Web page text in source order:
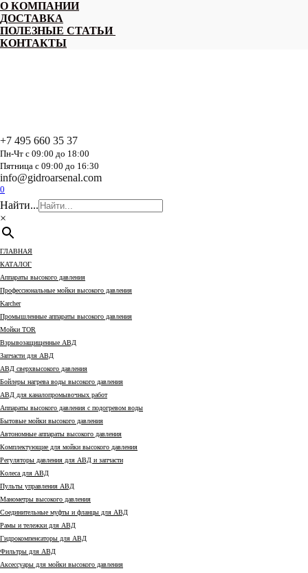
Перейти
к
содержанию
О КОМПАНИИ
ДОСТАВКА
ПОЛЕЗНЫЕ СТАТЬИ
КОНТАКТЫ
+7 495 660 35 37
Пн-Чт с 09:00 до 18:00
Пятница с 09:00 до 16:30
info@gidroarsenal.com
0
Найти...
×
ГЛАВНАЯ
КАТАЛОГ
Аппараты высокого давления
Профессиональные мойки высокого давления
Karcher
Промышленные аппараты высокого давления
Мойки TOR
Взрывозащищенные АВД
Запчасти для АВД
АВД сверхвысокого давления
Бойлеры нагрева воды высокого давления
АВД для каналопромывочных работ
Аппараты высокого давления с подогревом воды
Бытовые мойки высокого давления
Автономные аппараты высокого давления
Комплектующие для мойки высокого давления
Регуляторы давления для АВД и запчасти
Колеса для АВД
Пульты управления АВД
Манометры высокого давления
Соединительные муфты и фланцы для АВД
Рамы и тележки для АВД
Гидрокомпенсаторы для АВД
Фильтры для АВД
Аксессуары для мойки высокого давления